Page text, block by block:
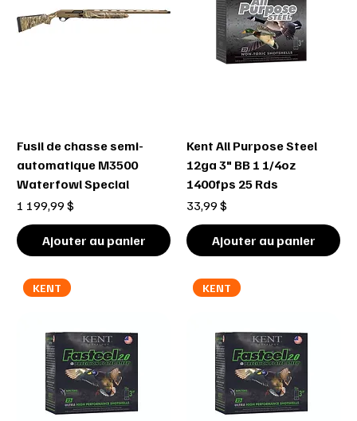
Fusil de chasse semi-
automatique M3500
Waterfowl Special
Prix
1 199,99 $
Ajouter au panier
Kent All Purpose Steel
12ga 3" BB 1 1/4oz
1400fps 25 Rds
Prix
33,99 $
Ajouter au panier
KENT KENT